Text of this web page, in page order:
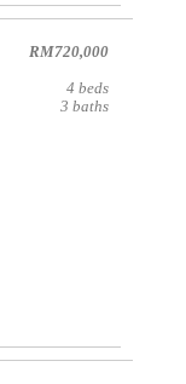
RM720,000
4 beds
3 baths